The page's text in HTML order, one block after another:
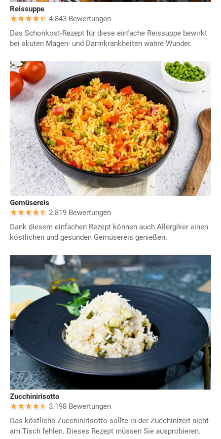
Reissuppe
4.843 Bewertungen
Das Schonkost-Rezept für diese einfache Reissuppe bewirkt
bei akuten Magen- und Darmkrankheiten wahre Wunder.
Gemüsereis
2.819 Bewertungen
Dank diesem einfachen Rezept können auch Allergiker einen
köstlichen und gesunden Gemüsereis genießen.
Zucchinirisotto
3.198 Bewertungen
Das köstliche Zucchinirisotto sollte in der Zucchinizeit nicht
am Tisch fehlen. Dieses Rezept müssen Sie ausprobieren.